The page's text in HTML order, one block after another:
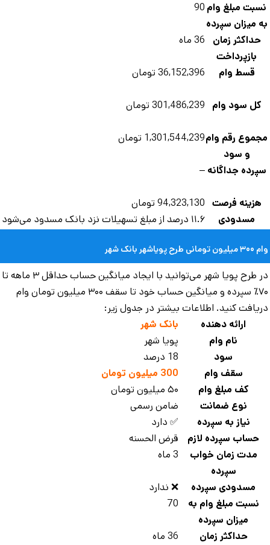
مبلغ وام
میزان سپرده
90
حداکثر زمان
بازپرداخت
36 ماه
قسط وام 36,152,396 تومان
کل سود وام 301,486,239 تومان
رقم وام
و سود
1,301,544,239 تومان
جداگانه–
هزینه فرصت
مسدودی
94,323,130 تومان
۱۱.۶ درصد از مبلغ تسهیلات نزد بانک مسدود می‌شود
پویاشهر بانک شهر
در طرح پویا شهر می‌توانید با ایجاد میانگین حساب حداقل ۳ ماهه تا
۷۰٪ سپرده و میانگین حساب خود تا سقف ۳۰۰ میلیون تومان وام
کنید. اطلاعات بیشتر در جدول زیر:
ارائه دهنده
بانک شهر
نام وام
پویا شهر
سود
18 درصد
سقف وام
300 میلیون تومان
کف مبلغ وام
۵۰ میلیون تومان
نوع ضمانت
ضامن رسمی
نیاز به سپرده
✅ دارد
حساب سپرده لازم
قرض الحسنه
مدت زمان خواب
سپرده
مسدودی سپرده
❌ ندارد
نسبت مبلغ وام به
میزان سپرده
70
حداکثر زمان
36 ماه